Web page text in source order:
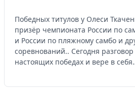
Победных титулов у Олеси
призёр чемпионата России по
и России по пляжному самбо и
соревнований.. Сегодня
настоящих победах и вере в